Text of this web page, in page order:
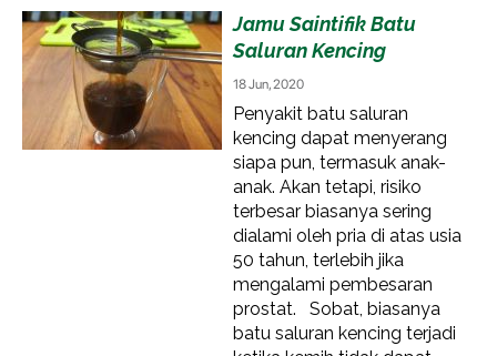
Jamu Saintifik Batu
Saluran Kencing
18 Jun, 2020
Penyakit batu saluran
kencing dapat menyerang
siapa pun, termasuk anak-
anak. Akan tetapi, risiko
terbesar biasanya sering
dialami oleh pria di atas usia
50 tahun, terlebih jika
mengalami pembesaran
prostat. Sobat, biasanya
batu saluran kencing terjadi